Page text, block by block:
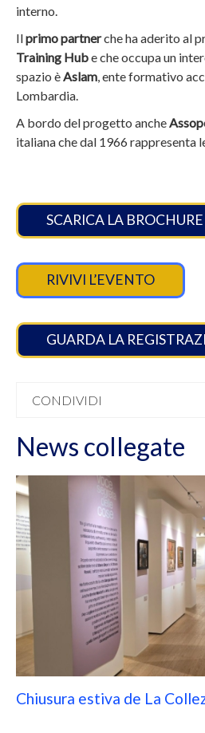
interno.
Ilprimo partnerche ha aderito al
Training Hube che occupa un
spazio è Aslam , ente formativo
Lombardia.
A bordo del progetto anche
italiana che dal 1966 rappresenta
SCARICA LA BROCHURE
RIVIVI L’EVENTO
GUARDA LA
CONDIVIDI
News collegate
Chiusura estiva de La